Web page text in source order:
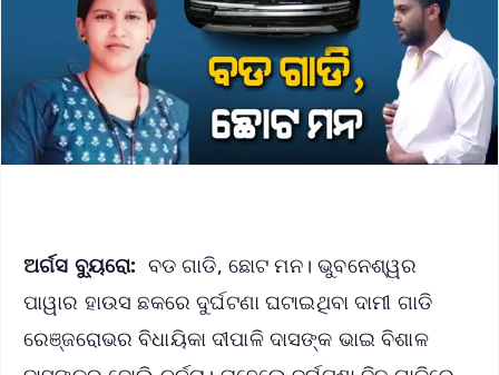
ଅର୍ଗସ ବ୍ୟୁରୋ: ବଡ ଗାଡି, ଛୋଟ ମନ। ଭୁବନେଶ୍ୱର
ପାୱାର ହାଉସ ଛକରେ ଦୁର୍ଘଟଣା ଘଟାଇଥିବା ଦାମୀ ଗାଡି
ରେଞ୍ଜରୋଭର ବିଧାୟିକା ଦୀପାଳି ଦାସଙ୍କ ଭାଇ ବିଶାଳ